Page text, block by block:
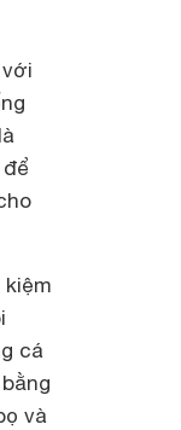
cá
và